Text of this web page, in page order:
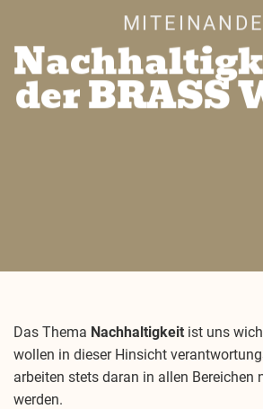
der BRASS
Das Thema Nachhaltigkeit ist uns
wollen in dieser Hinsicht
arbeiten stets daran in allen Bereichen
werden.